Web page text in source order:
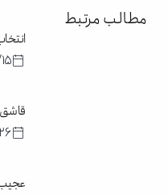
مطالب مرتبط